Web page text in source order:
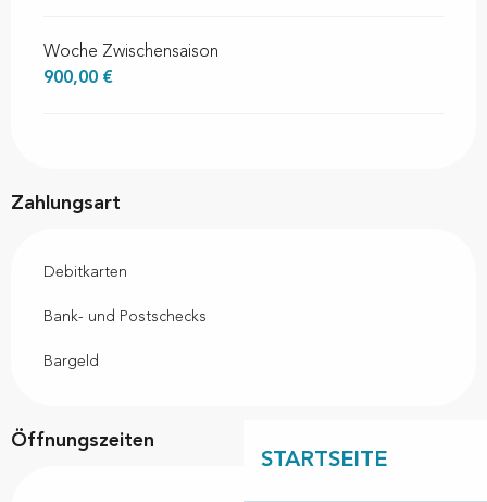
STARTSEITE
Woche Zwischensaison
900,00 €
Zahlungsart
Debitkarten
Bank- und Postschecks
Bargeld
Öffnungszeiten